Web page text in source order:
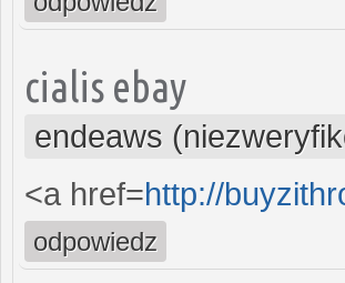
cialis ebay
endeaws
<a href=http://
odpowiedz